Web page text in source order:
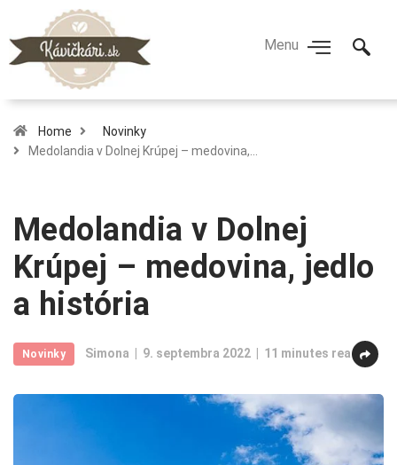
Home
Novinky
Medolandia v Dolnej Krúpej – medovina,…
Medolandia v Dolnej
Krúpej – medovina, jedlo
a história
Novinky Simona 9. septembra 2022 11 minutes read